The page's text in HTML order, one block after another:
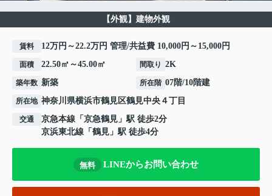
【外観】建物外観
賃料 12万円～22.2万円 管理/共益費 10,000円～15,000円
面積 22.50㎡～45.00㎡ 間取り 2K
築年数 新築 所在階 07階/10階建
所在地 神奈川県横浜市鶴見区鶴見中央 ４丁目
交通 京急本線 「 京急鶴見 」駅 徒歩2分
京浜東北線 「 鶴見 」駅 徒歩4分
無料 LINEからお問い合わせ